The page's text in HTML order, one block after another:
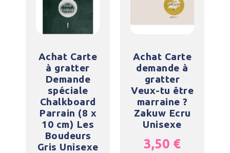
Achat Carte
à gratter
Demande
spéciale
Chalkboard
Parrain (8 x
10 cm) Les
Boudeurs
Gris Unisexe
Achat Carte
demande à
gratter
Veux-tu être
marraine ?
Zakuw Ecru
Unisexe
3,50 €